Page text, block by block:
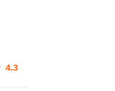
4.3